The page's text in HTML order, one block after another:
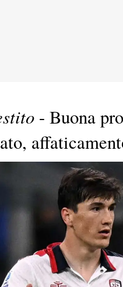
- Buona